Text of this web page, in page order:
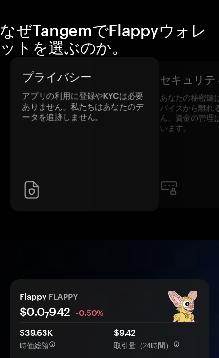
なぜTangemでFlappyウォレ
ットを選ぶのか。
プライバシー
アプリの利用に登録やKYCは必要
ありません。私たちはあなたのデ
ータを追跡しません。
セキュリテ
あなたの秘密鍵
バイスから離れ
ん。資金の管理
います。
Flappy FLAPPY
$0.07942
-0.50%
$39.63K
時価総額
$9.42
取引量（24時間）